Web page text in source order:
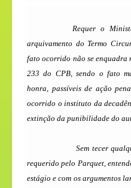
Requer o
arquivamento do Termo
fato ocorrido não se enquadra
233 do CPB, sendo o fato
honra, passíveis de ação
ocorrido o instituto da
extinção da punibilidade do
Sem tecer
requerido pelo Parquet,
estágio e com os argumentos